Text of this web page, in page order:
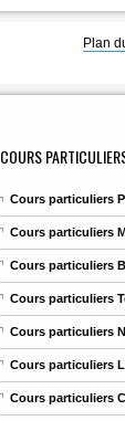
Plan
COURS
Cours particuliers
Cours particuliers
Cours particuliers
Cours particuliers
Cours particuliers
Cours particuliers
Cours particuliers